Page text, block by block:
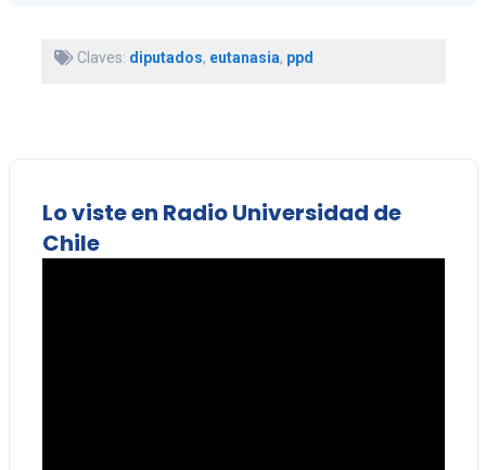
Claves: diputados, eutanasia, ppd
Lo viste en Radio Universidad de
Chile